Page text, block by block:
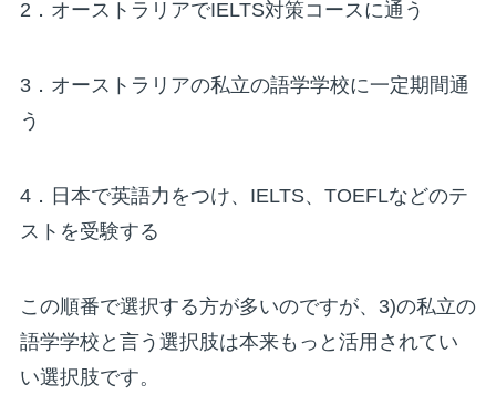
2．オーストラリアでIELTS対策コースに通う
3．オーストラリアの私立の語学学校に一定期間通
う
4．日本で英語力をつけ、IELTS、TOEFLなどのテ
ストを受験する
この順番で選択する方が多いのですが、3)の私立の
語学学校と言う選択肢は本来もっと活用されてい
い選択肢です。